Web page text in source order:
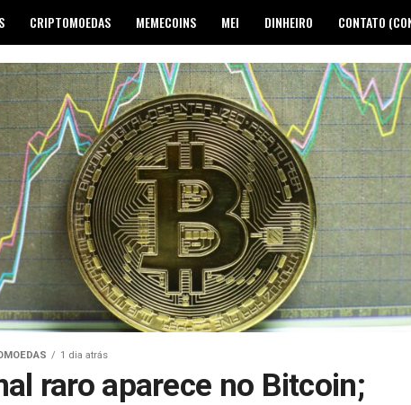
CRIPTOMOEDAS MEMECOINS MEI DINHEIRO CONTATO
1 dia atrás
raro aparece no Bitcoin;